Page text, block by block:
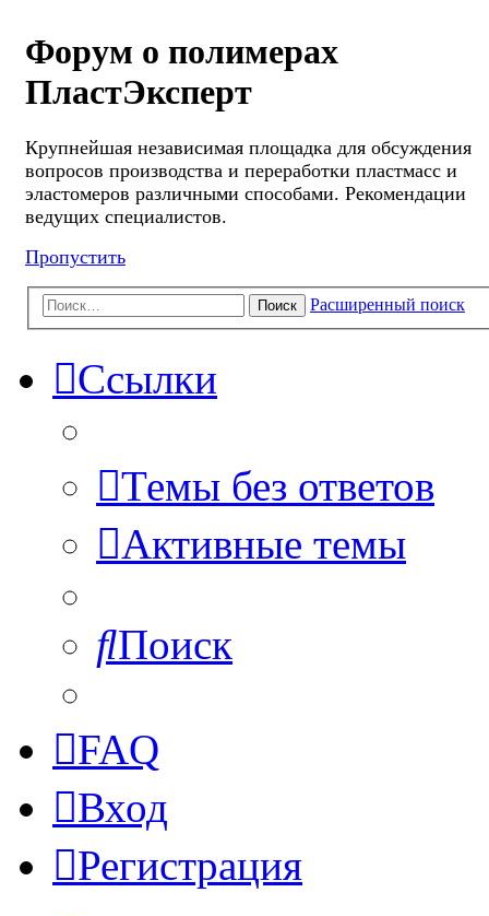
Форум о полимерах
ПластЭксперт
Крупнейшая независимая площадка для обсуждения
вопросов производства и переработки пластмасс и
эластомеров различными способами. Рекомендации
ведущих специалистов.
Пропустить
Поиск Расширенный поиск
Ссылки
Темы без ответов
Активные темы
Поиск
FAQ
Вход
Регистрация